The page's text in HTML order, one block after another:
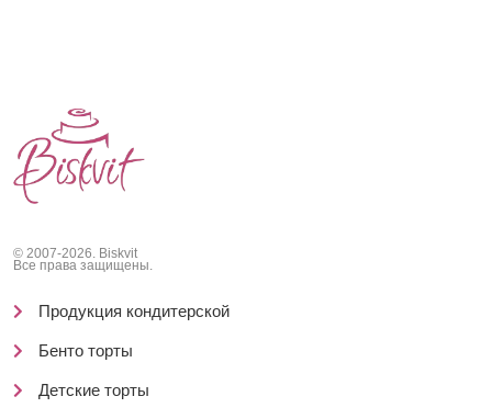
© 2007-2026. Biskvit
Все права защищены.
Продукция кондитерской
Бенто торты
Детские торты